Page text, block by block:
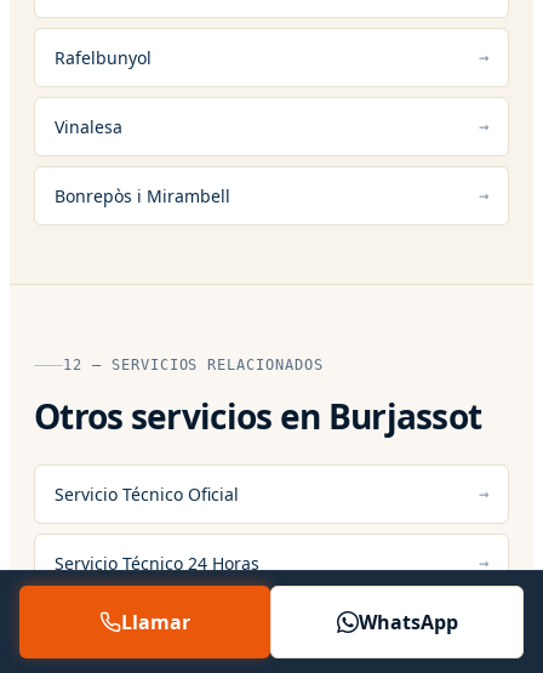
Rafelbunyol
Vinalesa
Bonrepòs i Mirambell
12 — SERVICIOS RELACIONADOS
Otros servicios en Burjassot
Servicio Técnico Oficial
Servicio Técnico 24 Horas
Asistencia Técnica
Llamar WhatsApp